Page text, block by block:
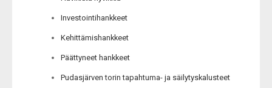
Investointihankkeet
Kehittämishankkeet
Päättyneet hankkeet
Pudasjärven torin tapahtuma- ja säilytyskalusteet